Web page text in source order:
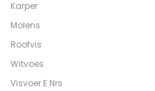
Karper
Molens
Roofvis
Witvoes
Visvoer E Nrs